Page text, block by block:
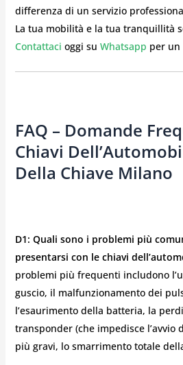
differenza di un servizio
La tua mobilità e la tua tranquillità
Contattaci oggi su Whatsapp per un
FAQ – Domande
Chiavi
Della Chiave Milano
D1: Quali sono i problemi più
presentarsi con le chiavi
problemi più frequenti includono
guscio, il malfunzionamento dei
l’esaurimento della batteria, la
transponder (che impedisce l’avvio
più gravi, lo smarrimento totale